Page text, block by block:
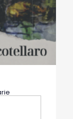
saggi
Lo si